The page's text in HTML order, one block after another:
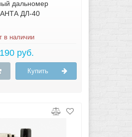
дальномер
ДЛ-40
в наличии
руб.
Купить